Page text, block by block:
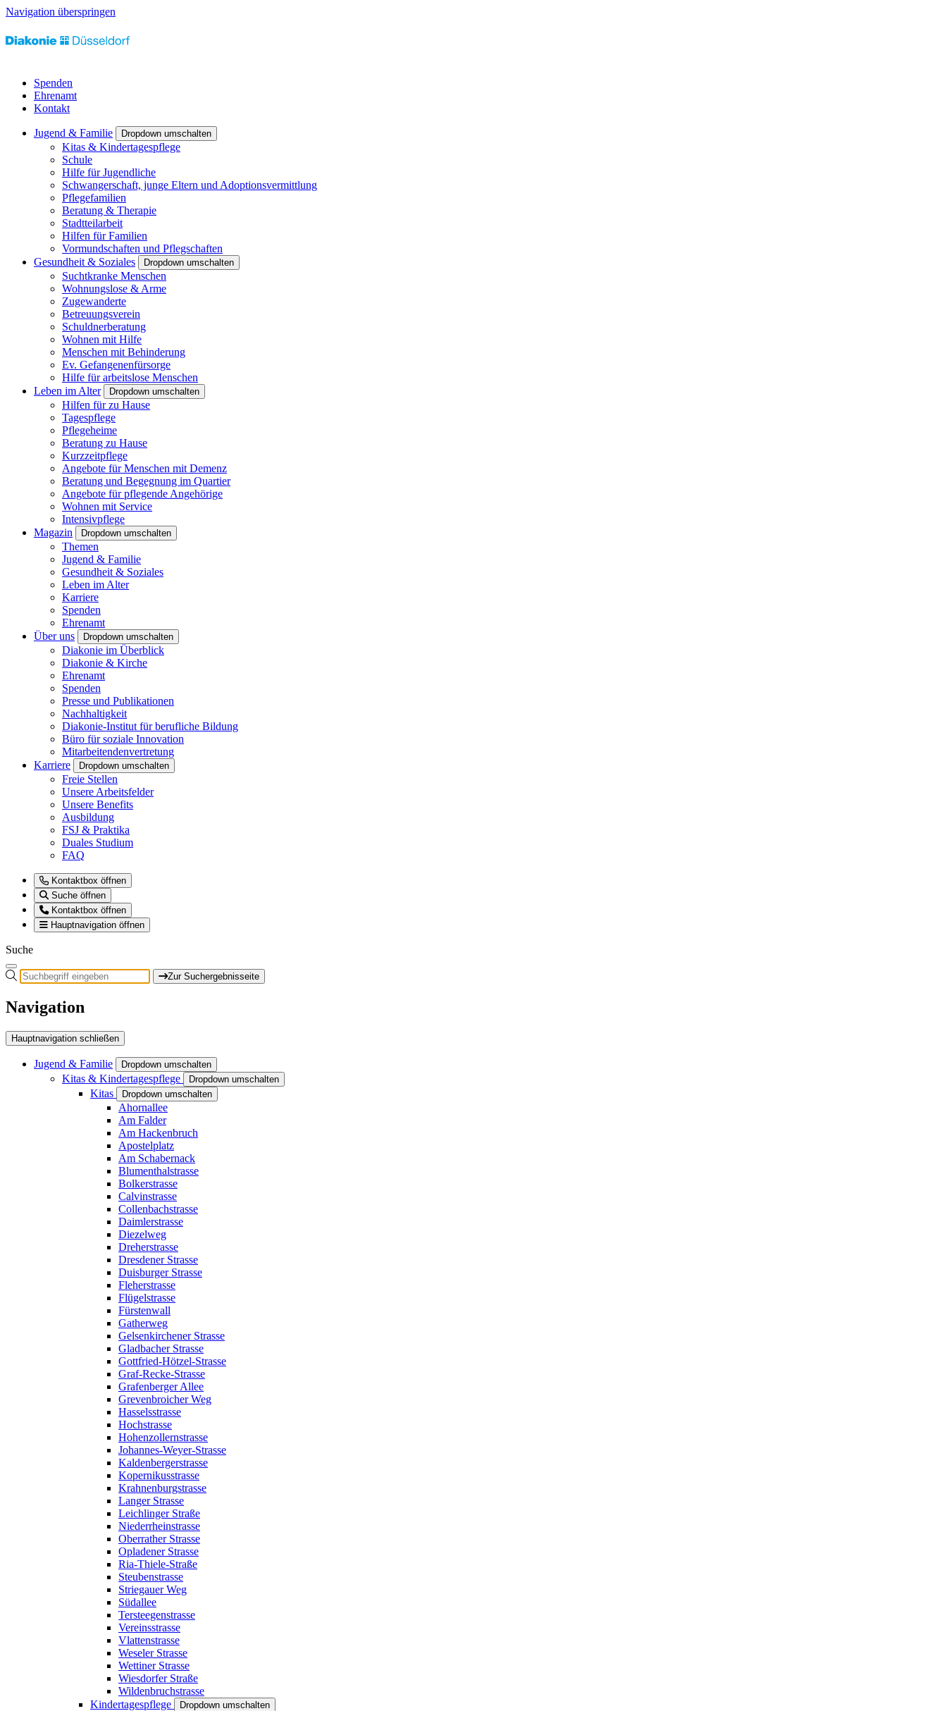
Navigation überspringen
Spenden
Ehrenamt
Kontakt
Jugend & Familie Dropdown umschalten
Kitas & Kindertagespflege
Schule
Hilfe für Jugendliche
Schwangerschaft, junge Eltern und Adoptionsvermittlung
Pflegefamilien
Beratung & Therapie
Stadtteilarbeit
Hilfen für Familien
Vormundschaften und Pflegschaften
Gesundheit & Soziales
Dropdown umschalten
Suchtkranke Menschen
Wohnungslose & Arme
Zugewanderte
Betreuungsverein
Schuldnerberatung
Wohnen mit Hilfe
Menschen mit Behinderung
Ev. Gefangenenfürsorge
Hilfe für arbeitslose Menschen
Leben im Alter
Dropdown umschalten
Hilfen für zu Hause
Tagespflege
Pflegeheime
Beratung zu Hause
Kurzzeitpflege
Angebote für Menschen mit Demenz
Beratung und Begegnung im Quartier
Angebote für pflegende Angehörige
Wohnen mit Service
Intensivpflege
Magazin
Dropdown umschalten
Themen
Jugend & Familie
Gesundheit & Soziales
Leben im Alter
Karriere
Spenden
Ehrenamt
Über uns
Dropdown umschalten
Diakonie im Überblick
Diakonie & Kirche
Ehrenamt
Spenden
Presse und Publikationen
Nachhaltigkeit
Diakonie-Institut für berufliche Bildung
Büro für soziale Innovation
Mitarbeitendenvertretung
Karriere
Dropdown umschalten
Freie Stellen
Unsere Arbeitsfelder
Unsere Benefits
Ausbildung
FSJ & Praktika
Duales Studium
FAQ
Kontaktbox öffnen
Suche öffnen
Kontaktbox öffnen
Hauptnavigation öffnen
Suche
Zur Suchergebnisseite
Navigation
Hauptnavigation schließen
Jugend & Familie Dropdown umschalten
Kitas & Kindertagespflege Dropdown umschalten
Kitas Dropdown umschalten
Ahornallee
Am Falder
Am Hackenbruch
Apostelplatz
Am Schabernack
Blumenthalstrasse
Bolkerstrasse
Calvinstrasse
Collenbachstrasse
Daimlerstrasse
Diezelweg
Dreherstrasse
Dresdener Strasse
Duisburger Strasse
Fleherstrasse
Flügelstrasse
Fürstenwall
Gatherweg
Gelsenkirchener Strasse
Gladbacher Strasse
Gottfried-Hötzel-Strasse
Graf-Recke-Strasse
Grafenberger Allee
Grevenbroicher Weg
Hasselsstrasse
Hochstrasse
Hohenzollernstrasse
Johannes-Weyer-Strasse
Kaldenbergerstrasse
Kopernikusstrasse
Krahnenburgstrasse
Langer Strasse
Leichlinger Straße
Niederrheinstrasse
Oberrather Strasse
Opladener Strasse
Ria-Thiele-Straße
Steubenstrasse
Striegauer Weg
Südallee
Tersteegenstrasse
Vereinsstrasse
Vlattenstrasse
Weseler Strasse
Wettiner Strasse
Wiesdorfer Straße
Wildenbruchstrasse
Kindertagespflege
Dropdown umschalten